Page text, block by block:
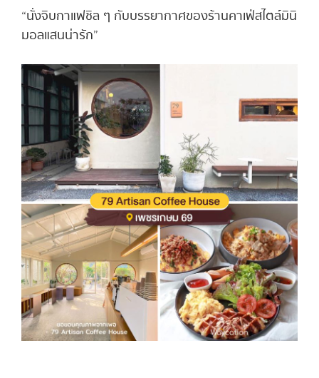
“นั่งจิบกาแฟชิล ๆ กับบรรยากาศของร้านคาเฟ่สไตล์มินิ
มอลแสนน่ารัก”